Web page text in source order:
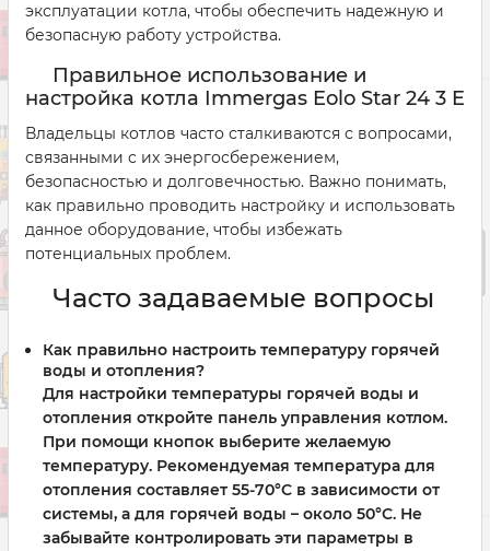
эксплуатации котла, чтобы обеспечить надежную и
безопасную работу устройства.
Правильное использование и
настройка котла Immergas Eolo Star 24 3 E
Владельцы котлов часто сталкиваются с вопросами,
связанными с их энергосбережением,
безопасностью и долговечностью. Важно понимать,
как правильно проводить настройку и использовать
данное оборудование, чтобы избежать
потенциальных проблем.
Часто задаваемые вопросы
Как правильно настроить температуру горячей
воды и отопления?
Для настройки температуры горячей воды и
отопления откройте панель управления котлом.
При помощи кнопок выберите желаемую
температуру. Рекомендуемая температура для
отопления составляет 55-70°C в зависимости от
системы, а для горячей воды – около 50°C. Не
забывайте контролировать эти параметры в